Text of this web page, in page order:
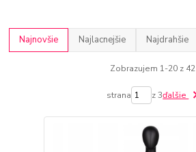
Najnovšie Najlacnejšie Najdrahšie
Zobrazujem 1-20 z 42
strana z 3ďalšie